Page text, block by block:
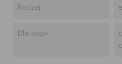
Rodzaj
Dla kogo